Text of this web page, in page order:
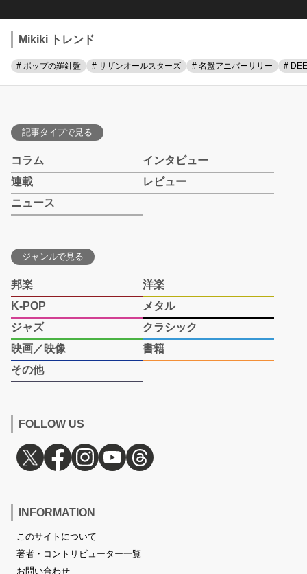
Mikiki トレンド
# ポップの羅針盤 # サザンオールスターズ # 名盤アニバーサリー #
記事タイプで見る
コラム
インタビュー
連載
レビュー
ニュース
ジャンルで見る
邦楽
洋楽
K-POP
メタル
ジャズ
クラシック
映画／映像
書籍
その他
FOLLOW US
INFORMATION
このサイトについて
著者・コントリビューター一覧
お問い合わせ